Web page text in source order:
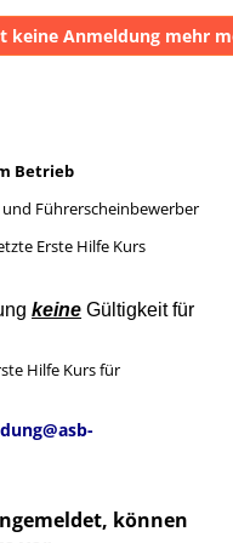
keine Anmeldung mehr
Betrieb
Führerscheinbewerber
Erste Hilfe Kurs
keine Gültigkeit für
Hilfe Kurs für
können